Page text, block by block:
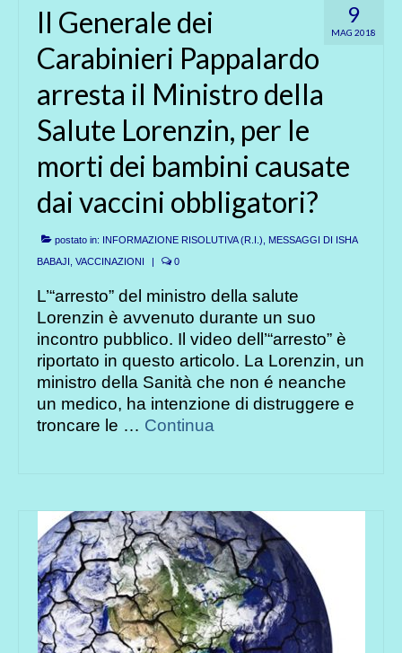
9
MAG 2018
Il Generale dei
Carabinieri Pappalardo
arresta il Ministro della
Salute Lorenzin, per le
morti dei bambini causate
dai vaccini obbligatori?
postato in: INFORMAZIONE RISOLUTIVA (R.I.)
MESSAGGI DI ISHA
BABAJI VACCINAZIONI | 0
L’“arresto” del ministro della salute
Lorenzin è avvenuto durante un suo
incontro pubblico. Il video dell’“arresto” è
riportato in questo articolo. La Lorenzin, un
ministro della Sanità che non é neanche
un medico, ha intenzione di distruggere e
troncare le … Continua